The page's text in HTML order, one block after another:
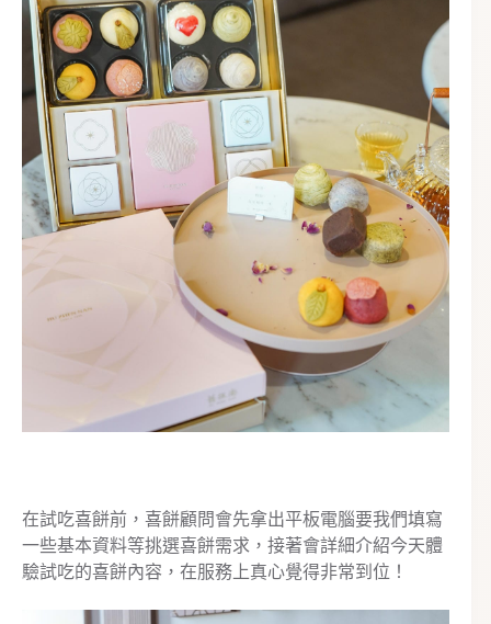
在試吃喜餅前，喜餅顧問會先拿出平板電腦要我們填寫
一些基本資料等挑選喜餅需求，接著會詳細介紹今天體
驗試吃的喜餅內容，在服務上真心覺得非常到位！